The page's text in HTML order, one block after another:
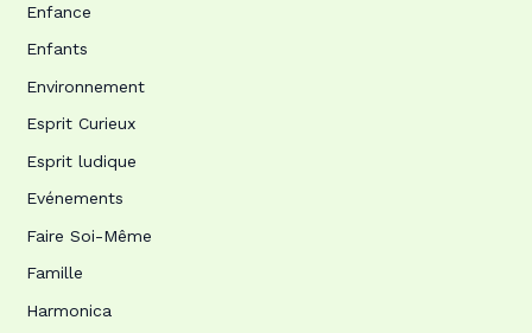
Enfance
Enfants
Environnement
Esprit Curieux
Esprit ludique
Evénements
Faire Soi-Même
Famille
Harmonica